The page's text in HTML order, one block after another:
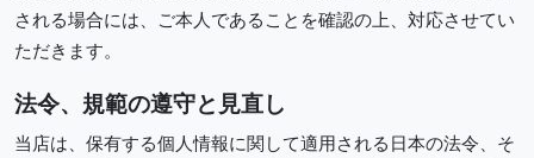
される場合には、ご本人であることを確認の上、対応させてい
ただきます。
法令、規範の遵守と見直し
当店は、保有する個人情報に関して適用される日本の法令、そ